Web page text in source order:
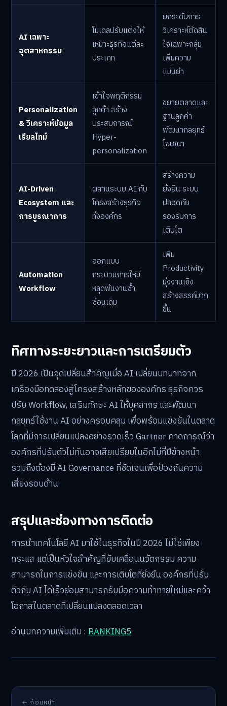
AI เฉพาะ
อุตสาหกรรม
โมเดลปรับแต่งให้
เหมาะธุรกิจแต่ละ
ประเภท
ยกระดับการ
วิเคราะห์ตัดสิน
ใจเฉพาะกลุ่ม
เพิ่มความ
แม่นยำ
Personalization
& วิเคราะห์ข้อมูล
เรียลไทม์
เข้าใจพฤติกรรม
ลูกค้า สร้าง
ประสบการณ์
Hyper-
personalization
ขยายตลาดและ
ฐานลูกค้า
พัฒนากลยุทธ์
โฆษณา
AI-Driven
Ecosystem และ
การบูรณาการ
ผสานระบบ AI กับ
โครงสร้างธุรกิจ
ทั้งองค์กร
สร้างความ
ยั่งยืน ระบบ
ปลอดภัย
รองรับการ
เติบโต
Automation
Workflow
ออกแบบ
กระบวนการใหม่
หลุดพ้นงานซ้ำ
ซ้อนเดิม
เพิ่ม
Productivity
มุ่งงานเชิง
สร้างสรรค์มาก
ขึ้น
ทิศทางระยะยาวและการเตรียมตัว
ปี 2026 เป็นจุดเปลี่ยนสำคัญเมื่อ AI เปลี่ยนบทบาทจาก
เครื่องมือทดลองสู่โครงสร้างหลักขององค์กร ธุรกิจควร
ปรับ Workflow, เสริมทักษะ AI ให้บุคลากร และพัฒนา
กลยุทธ์ใช้งาน AI อย่างครอบคลุม เพื่อพร้อมแข่งขันในตลาด
โลกที่มีการเปลี่ยนแปลงอย่างรวดเร็ว Gartner คาดการณ์ว่า
องค์กรที่ปรับตัวไม่ทันอาจเสียเปรียบในอีกไม่กี่ปีข้างหน้า
รวมถึงต้องมี AI Governance ที่ชัดเจนเพื่อป้องกันความ
เสี่ยงรอบด้าน
สรุปและช่องทางการติดต่อ
การนำเทคโนโลยี AI มาใช้ในธุรกิจในปี 2026 ไม่ใช่เพียง
กระแส แต่เป็นหัวใจสำคัญที่ขับเคลื่อนนวัตกรรม ความ
สามารถในการแข่งขัน และการเติบโตที่ยั่งยืน องค์กรที่ปรับ
ตัวกับ AI ได้เร็วย่อมสามารถรับมือความท้าทายใหม่และคว้า
โอกาสในตลาดที่เปลี่ยนแปลงตลอดเวลา
อ่านบทความเพิ่มเติม : RANKING5
← ก่อนหน้า